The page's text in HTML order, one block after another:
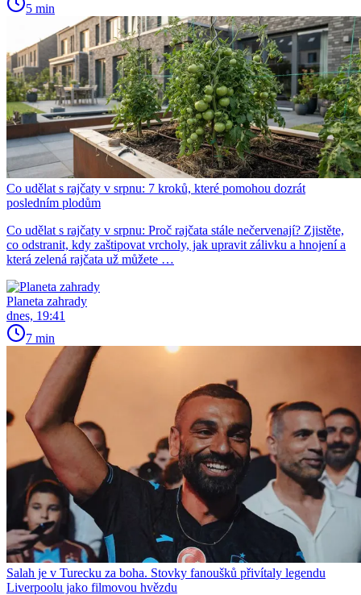
5 min
Co udělat s rajčaty v srpnu: 7 kroků, které pomohou dozrát
posledním plodům
Co udělat s rajčaty v srpnu: Proč rajčata stále nečervenají? Zjistěte,
co odstranit, kdy zaštipovat vrcholy, jak upravit zálivku a hnojení a
která zelená rajčata už můžete …
Planeta zahrady
dnes, 19:41
7 min
Salah je v Turecku za boha. Stovky fanoušků přivítaly legendu
Liverpoolu jako filmovou hvězdu